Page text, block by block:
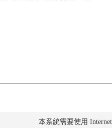
本系統需要使用